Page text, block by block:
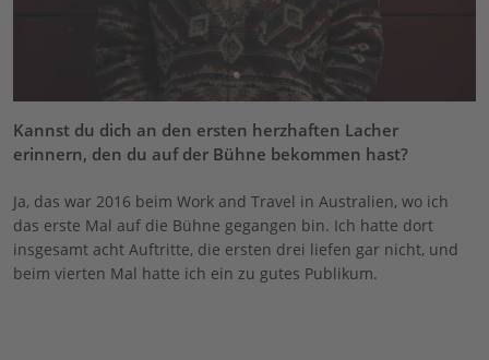
Kannst du dich an den ersten herzhaften Lacher
erinnern, den du auf der Bühne bekommen hast?
Ja, das war 2016 beim Work and Travel in Australien, wo ich
das erste Mal auf die Bühne gegangen bin. Ich hatte dort
insgesamt acht Auftritte, die ersten drei liefen gar nicht, und
beim vierten Mal hatte ich ein zu gutes Publikum.